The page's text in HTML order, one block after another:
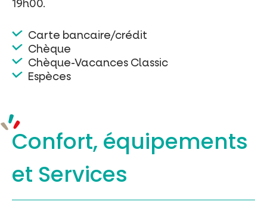
19h00.
Carte bancaire/crédit
Chèque
Chèque-Vacances Classic
Espèces
Confort, équipements
et Services